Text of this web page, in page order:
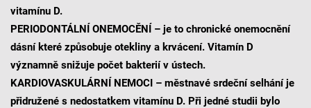
vitamínu D.
PERIODONTÁLNÍ ONEMOCĚNÍ – je to chronické onemocnění
dásní které způsobuje otekliny a krvácení. Vitamín D
významně snižuje počet bakterií v ústech.
KARDIOVASKULÁRNÍ NEMOCI – městnavé srdeční selhání je
přidružené s nedostatkem vitamínu D. Při jedné studii bylo